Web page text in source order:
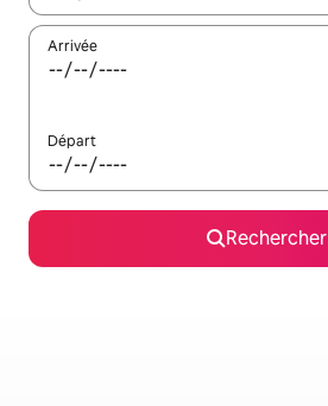
Arrivée
Départ
Rechercher